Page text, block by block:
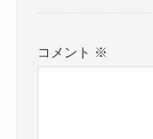
コメント ※